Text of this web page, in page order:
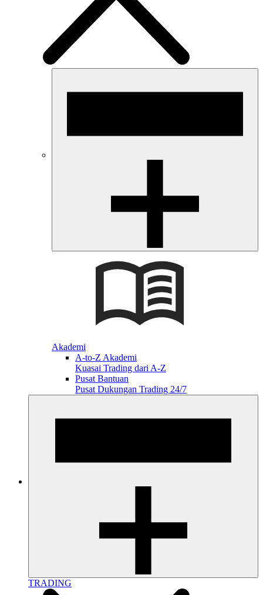
Akademi
A-to-Z Akademi
Kuasai Trading dari A-Z
Pusat Bantuan
Pusat Dukungan Trading 24/7
TRADING